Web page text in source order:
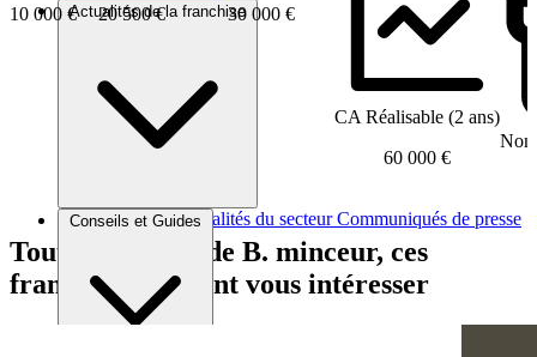
Actualités de la franchise
Brèves et actus Actualités du secteur Communiqués de presse
Conseils et Guides
10 000 €
20 500 €
30 000 €
CA Réalisable (2 ans)
60 000 €
Tout comme H. de B. minceur, ces
franchises peuvent vous intéresser